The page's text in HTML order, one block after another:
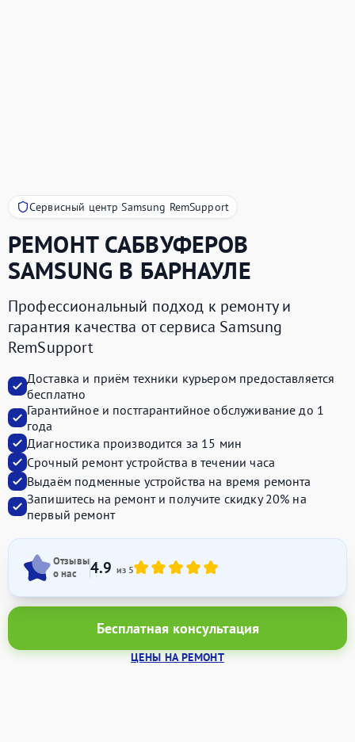
Сервисный центр Samsung RemSupport
РЕМОНТ САБВУФЕРОВ
SAMSUNG В БАРНАУЛЕ
Профессиональный подход к ремонту и
гарантия качества от сервиса Samsung
RemSupport
Доставка и приём техники курьером предоставляется
бесплатно
Гарантийное и постгарантийное обслуживание до 1
года
Диагностика производится за 15 мин
Срочный ремонт устройства в течении часа
Выдаём подменные устройства на время ремонта
Запишитесь на ремонт и получите скидку 20% на
первый ремонт
Отзывы
о нас
4.9 из 5
Бесплатная консультация
ЦЕНЫ НА РЕМОНТ